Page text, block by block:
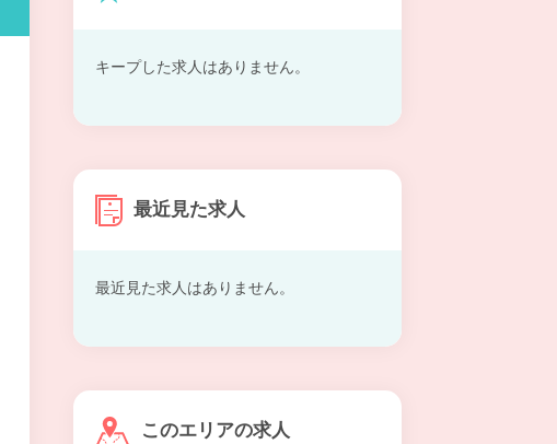
キープした求人はありません。
最近見た求人
最近見た求人はありません。
このエリアの求人